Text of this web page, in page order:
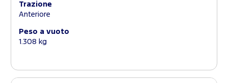
Trazione
Anteriore
Peso a vuoto
1.308 kg